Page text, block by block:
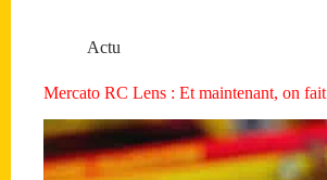
Actu
Mercato RC Lens : Et maintenant, on